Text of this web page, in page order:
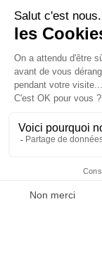
Add to cart